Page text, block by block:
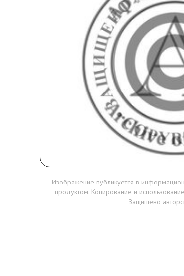
Изображение публикуется в
продуктом. Копирование и
Защищено